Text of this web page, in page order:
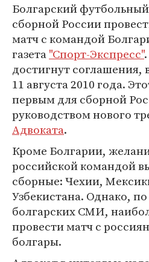
Болгарский
сборной России
матч с командой
газета"Спорт-Экспресс"
достигнут соглашения,
11 августа 2010 года.
первым для сборной
руководством нового
Адвоката.
Кроме Болгарии,
российской командой
сборные: Чехии,
Узбекистана. Однако,
болгарских СМИ,
провести матч с
болгары.